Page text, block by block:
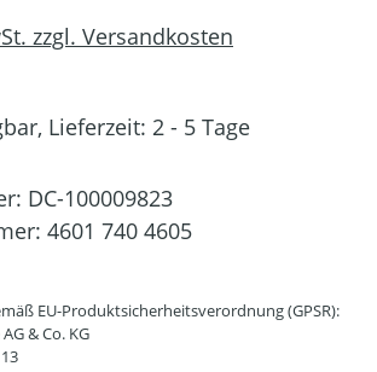
zzgl. Versandkosten
Lieferzeit: 2 - 5 Tage
DC-100009823
4601 740 4605
EU-Produktsicherheitsverordnung (GPSR):
& Co. KG